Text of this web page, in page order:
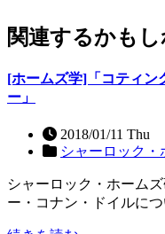
関連するかもし
[ホームズ学]「コティン
ー」
2018/01/11 Thu
シャーロック・
シャーロック・ホーム
ー・コナン・ドイルに